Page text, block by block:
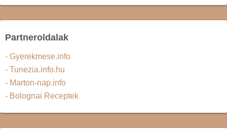
Partneroldalak
- Gyerekmese.info
- Tunezia.info.hu
- Marton-nap.info
- Bolognai Receptek